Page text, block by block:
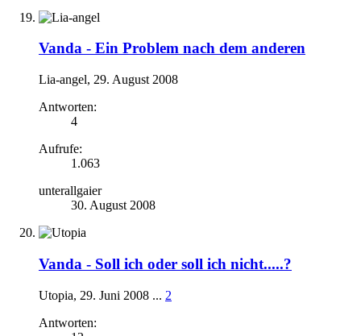
Vanda - Ein Problem nach dem anderen
Lia-angel, 29. August 2008
Antworten:
4
Aufrufe:
1.063
unterallgaier
30. August 2008
Vanda - Soll ich oder soll ich nicht.....?
Utopia, 29. Juni 2008 ... 2
Antworten: